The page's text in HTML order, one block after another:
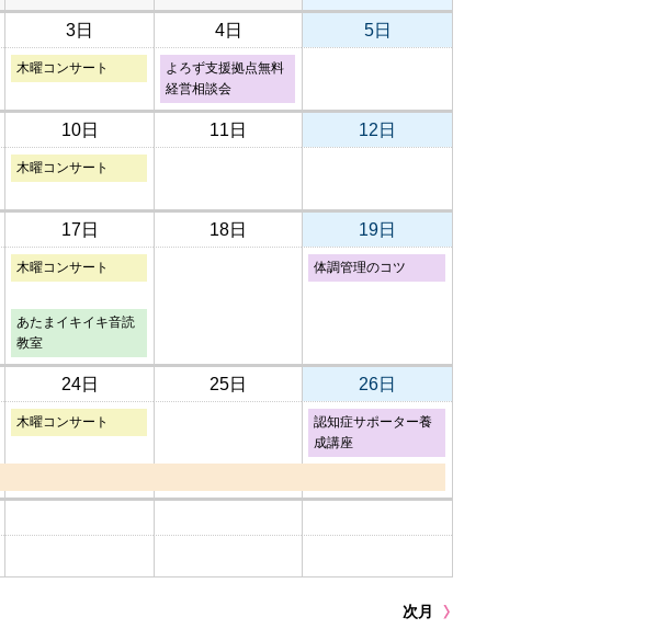
3日 4日 5日
木曜コンサート
よろず支援拠点無料
経営相談会
10日 11日 12日
木曜コンサート
17日 18日 19日
木曜コンサート 体調管理のコツ
あたまイキイキ音読
教室
24日 25日 26日
木曜コンサート
認知症サポーター養
成講座
次月